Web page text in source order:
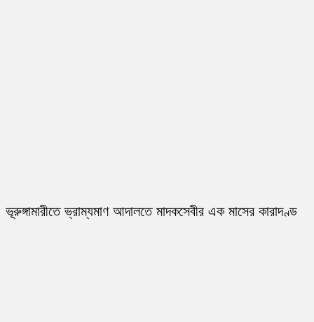
ভূরুঙ্গামারীতে ভ্রাম্যমাণ আদালতে মাদকসেবীর এক মাসের কারাদণ্ড